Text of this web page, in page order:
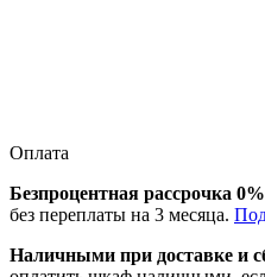
Оплата
Безпроцентная рассрочка 0%
без переплаты на 3 месяца.
Наличными при доставке и